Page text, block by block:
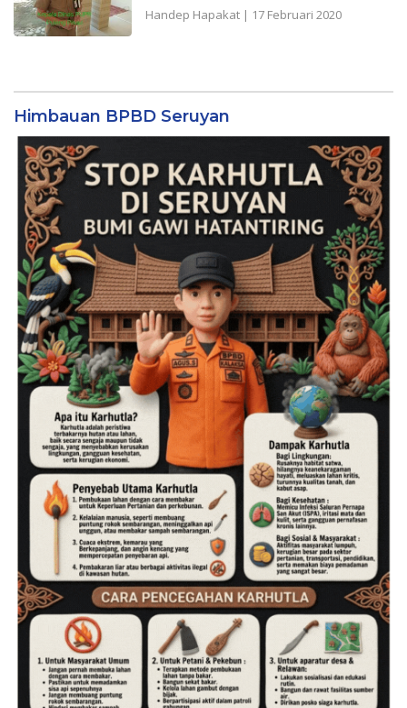
Handep Hapakat| 17 Februari 2020
Himbauan BPBD Seruyan